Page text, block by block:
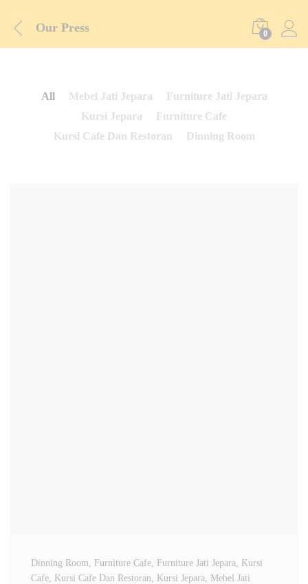
Our Press 0
All Mebel Jati Jepara
Furniture Jati Jepara
Kursi Jepara
Furniture Cafe
Kursi Cafe Dan Restoran
Dinning Room
Dinning Room, Furniture Cafe, Furniture Jati Jepara, Kursi
Cafe, Kursi Cafe Dan Restoran, Kursi Jepara, Mebel Jati